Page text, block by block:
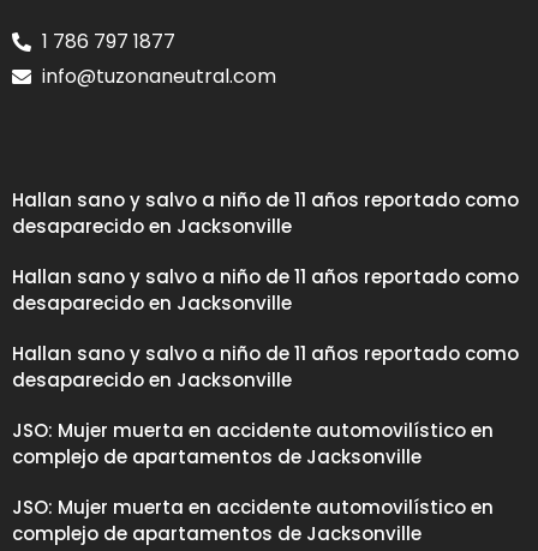
1 786 797 1877
info@tuzonaneutral.com
Hallan sano y salvo a niño de 11 años reportado como
desaparecido en Jacksonville
Hallan sano y salvo a niño de 11 años reportado como
desaparecido en Jacksonville
Hallan sano y salvo a niño de 11 años reportado como
desaparecido en Jacksonville
JSO: Mujer muerta en accidente automovilístico en
complejo de apartamentos de Jacksonville
JSO: Mujer muerta en accidente automovilístico en
complejo de apartamentos de Jacksonville